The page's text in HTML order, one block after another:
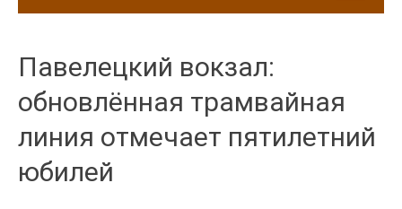
Павелецкий вокзал:
обновлённая трамвайная
линия отмечает пятилетний
юбилей